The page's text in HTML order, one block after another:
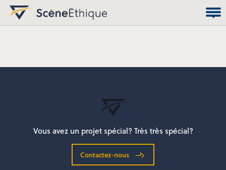
Vous avez un projet spécial? Très très spécial?
Contactez-nous